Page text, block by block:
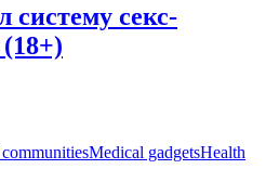
систему секс-
Medical gadgetsHealth